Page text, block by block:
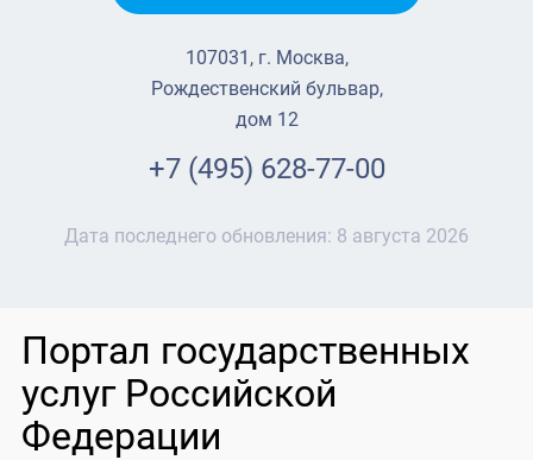
107031, г. Москва,
Рождественский бульвар,
дом 12
+7 (495) 628-77-00
Дата последнего обновления: 8 августа 2026
Портал государственных
услуг Российской
Федерации